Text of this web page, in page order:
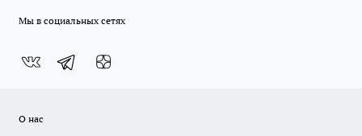
Мы в социальных сетях
О нас